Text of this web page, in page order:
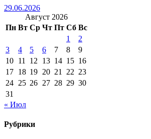
29.06.2026
Август 2026
Пн Вт Ср Чт Пт Сб Вс
1
2
3
4 5 6 7 8
9
10 11 12 13 14 15 16
17 18 19 20 21 22 23
24 25 26 27 28 29 30
31
« Июл
Рубрики